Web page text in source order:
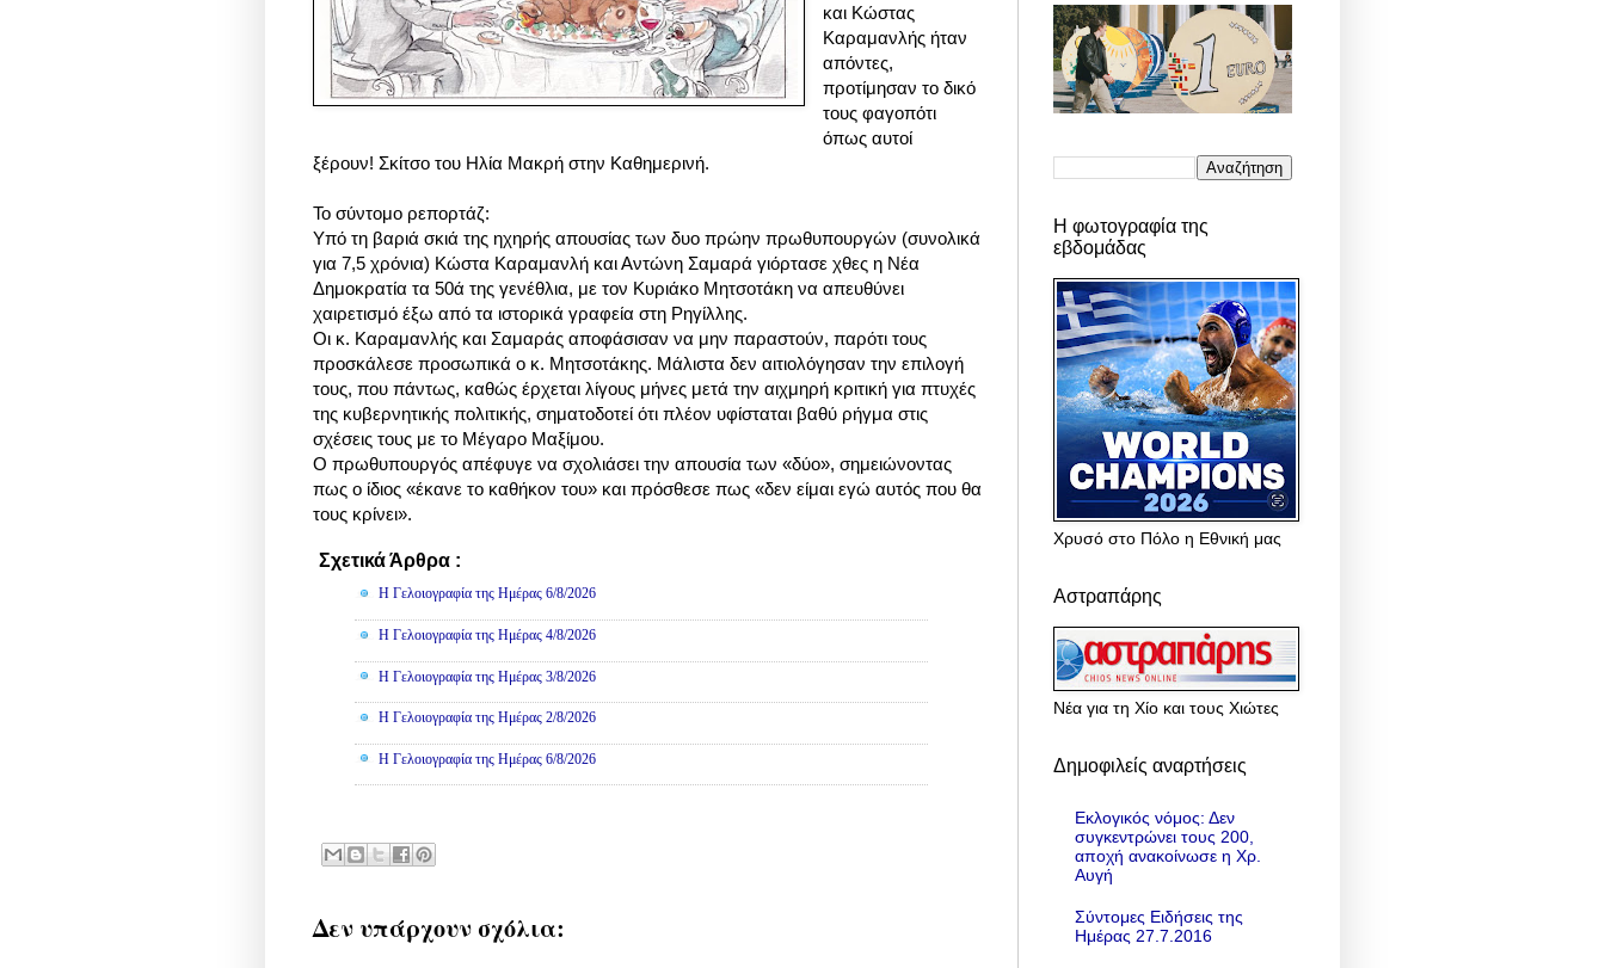
και Κώστας
Καραμανλής ήταν
απόντες,
προτίμησαν το δικό
τους φαγοπότι
όπως αυτοί
ξέρουν! Σκίτσο του Ηλία Μακρή στην Καθημερινή.
Το σύντομο ρεπορτάζ:
Υπό τη βαριά σκιά της ηχηρής απουσίας των δυο πρώην πρωθυπουργών (συνολικά
για 7,5 χρόνια) Κώστα Καραμανλή και Αντώνη Σαμαρά γιόρτασε χθες η Νέα
Δημοκρατία τα 50ά της γενέθλια, με τον Κυριάκο Μητσοτάκη να απευθύνει
χαιρετισμό έξω από τα ιστορικά γραφεία στη Ρηγίλλης.
Οι κ. Καραμανλής και Σαμαράς αποφάσισαν να μην παραστούν, παρότι τους
προσκάλεσε προσωπικά ο κ. Μητσοτάκης. Μάλιστα δεν αιτιολόγησαν την επιλογή
τους, που πάντως, καθώς έρχεται λίγους μήνες μετά την αιχμηρή κριτική για πτυχές
της κυβερνητικής πολιτικής, σηματοδοτεί ότι πλέον υφίσταται βαθύ ρήγμα στις
σχέσεις τους με το Μέγαρο Μαξίμου.
Ο πρωθυπουργός απέφυγε να σχολιάσει την απουσία των «δύο», σημειώνοντας
πως ο ίδιος «έκανε το καθήκον του» και πρόσθεσε πως «δεν είμαι εγώ αυτός που θα
τους κρίνει».
Σχετικά Άρθρα :
Η Γελοιογραφία της Ημέρας 6/8/2026
Η Γελοιογραφία της Ημέρας 4/8/2026
Η Γελοιογραφία της Ημέρας 3/8/2026
Η Γελοιογραφία της Ημέρας 2/8/2026
Η Γελοιογραφία της Ημέρας 6/8/2026
Δεν υπάρχουν σχόλια:
Η φωτογραφία της
εβδομάδας
Χρυσό στο Πόλο η Εθνική μας
Αστραπάρης
Νέα για τη Χίο και τους Χιώτες
Δημοφιλείς αναρτήσεις
Εκλογικός νόμος: Δεν
συγκεντρώνει τους 200,
αποχή ανακοίνωσε η Χρ.
Αυγή
Σύντομες Ειδήσεις της
Ημέρας 27.7.2016